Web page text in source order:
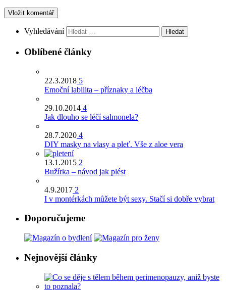
Vyhledávání
Oblíbené články
22.3.2018 5
Emoční labilita – příznaky a léčba
29.10.2014 4
Jak dlouho se léčí salmonela?
28.7.2020 4
DIY masky na vlasy a pleť. Vše z aloe vera
13.1.2015 2
Bužírka – návod jak plést
4.9.2017 2
I v montérkách můžete být sexy. Stačí si dobře vybrat
Doporučujeme
Nejnovější články